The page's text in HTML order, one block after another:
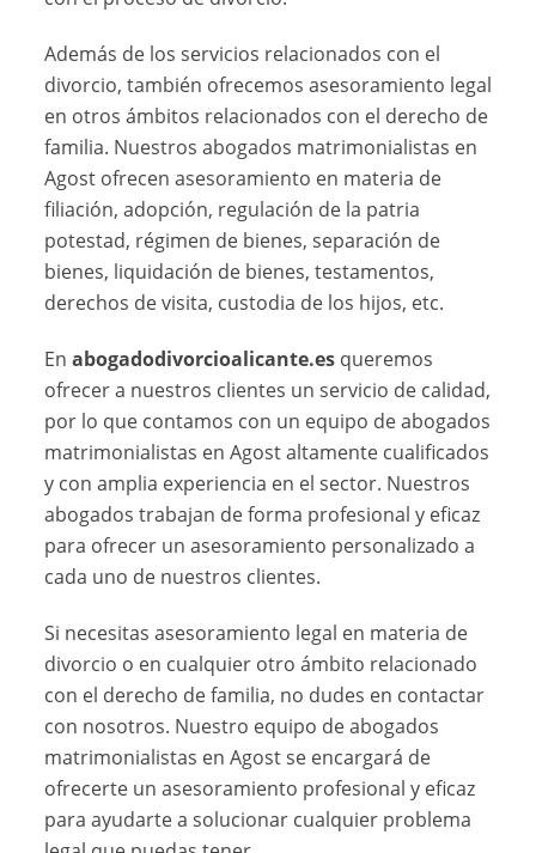
Además de los servicios relacionados con el
divorcio, también ofrecemos asesoramiento legal
en otros ámbitos relacionados con el derecho de
familia. Nuestros abogados matrimonialistas en
Agost ofrecen asesoramiento en materia de
filiación, adopción, regulación de la patria
potestad, régimen de bienes, separación de
bienes, liquidación de bienes, testamentos,
derechos de visita, custodia de los hijos, etc.
Enabogadodivorcioalicante.es queremos
ofrecer a nuestros clientes un servicio de calidad,
por lo que contamos con un equipo de abogados
matrimonialistas en Agost altamente cualificados
y con amplia experiencia en el sector. Nuestros
abogados trabajan de forma profesional y eficaz
para ofrecer un asesoramiento personalizado a
cada uno de nuestros clientes.
Si necesitas asesoramiento legal en materia de
divorcio o en cualquier otro ámbito relacionado
con el derecho de familia, no dudes en contactar
con nosotros. Nuestro equipo de abogados
matrimonialistas en Agost se encargará de
ofrecerte un asesoramiento profesional y eficaz
para ayudarte a solucionar cualquier problema